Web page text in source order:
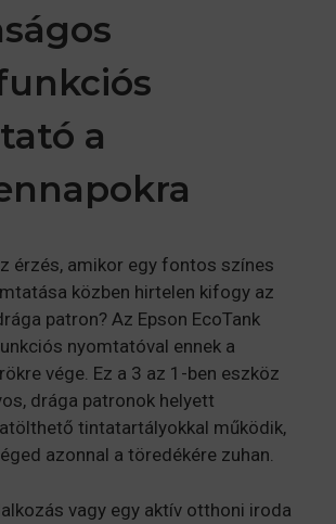
a
érzés, amikor egy fontos színes
közben hirtelen kifogy az
patron? Az Epson EcoTank
nyomtatóval ennek a
vége. Ez a 3 az 1-ben eszköz
drága patronok helyett
tintatartályokkal működik,
azonnal a töredékére zuhan.
vagy egy aktív otthoni iroda